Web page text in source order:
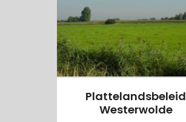
Plattelandsbeleid
Westerwolde